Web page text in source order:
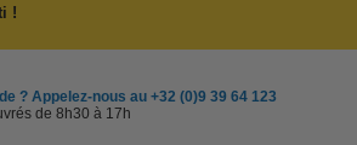
!
? Appelez-nous au +32 (0)9 39 64 123
de 8h30 à 17h